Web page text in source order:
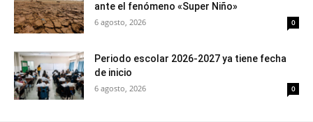
ante el fenómeno «Super Niño»
6 agosto, 2026 0
Periodo escolar 2026-2027 ya tiene fecha
de inicio
6 agosto, 2026 0